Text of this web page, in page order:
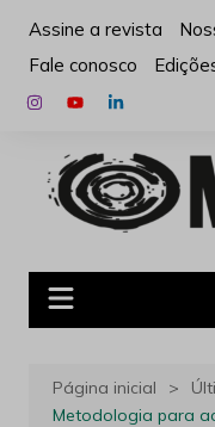
para
conteúdo
Assine a revista
Fale conosco
Página inicial
Metodologia para